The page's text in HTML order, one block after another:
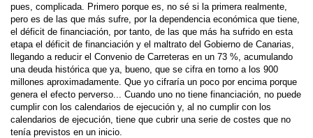
pues, complicada. Primero porque es, no sé si la primera realmente,
pero es de las que más sufre, por la dependencia económica que tiene,
el déficit de financiación, por tanto, de las que más ha sufrido en esta
etapa el déficit de financiación y el maltrato del Gobierno de Canarias,
llegando a reducir el Convenio de Carreteras en un 73 %, acumulando
una deuda histórica que ya, bueno, que se cifra en torno a los 900
millones aproximadamente. Que yo cifraría un poco por encima porque
genera el efecto perverso... Cuando uno no tiene financiación, no puede
cumplir con los calendarios de ejecución y, al no cumplir con los
calendarios de ejecución, tiene que cubrir una serie de costes que no
tenía previstos en un inicio.